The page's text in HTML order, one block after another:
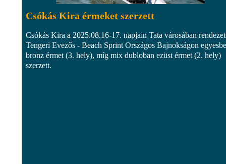
Csókás Kira érmeket szerzett
Csókás Kira a 2025.08.16-17. napjain Tata városában
Tengeri Evezős - Beach Sprint Országos Bajnokságon
bronz érmet (3. hely), míg mix dubloban ezüst érmet (2. hely)
szerzett.